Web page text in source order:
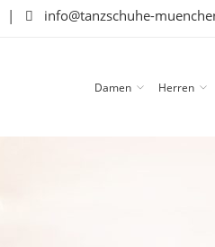
| info@tanzschuhe-
Damen Herren